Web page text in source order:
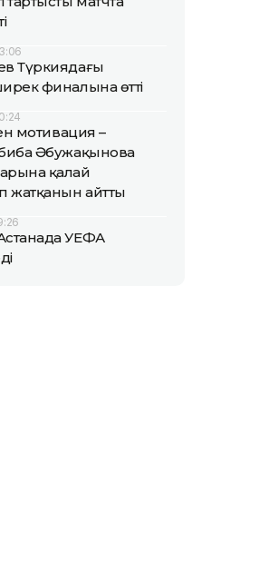
Түркиядағы
финалына өтті
мотивация –
Әбужақынова
қалай
жатқанын айтты
УЕФА